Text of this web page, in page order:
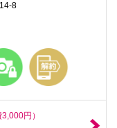
8
3,000円）